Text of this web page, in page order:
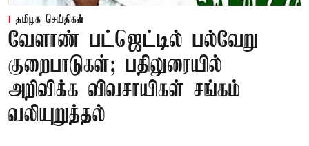
தமிழக செய்திகள்
வேளாண் பட்ஜெட்டில் பல்வேறு
குறைபாடுகள்; பதிலுரையில்
அறிவிக்க விவசாயிகள் சங்கம்
வலியுறுத்தல்